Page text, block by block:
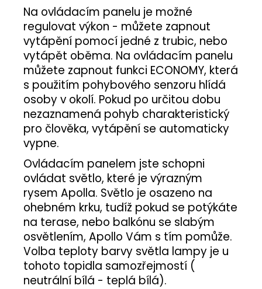
Na ovládacím panelu je možné
regulovat výkon - můžete zapnout
vytápění pomocí jedné z trubic, nebo
vytápět oběma. Na ovládacím panelu
můžete zapnout funkci ECONOMY, která
s použitím pohybového senzoru hlídá
osoby v okolí. Pokud po určitou dobu
nezaznamená pohyb charakteristický
pro člověka, vytápění se automaticky
vypne.
Ovládacím panelem jste schopni
ovládat světlo, které je výrazným
rysem Apolla. Světlo je osazeno na
ohebném krku, tudíž pokud se potýkáte
na terase, nebo balkónu se slabým
osvětlením, Apollo Vám s tím pomůže.
Volba teploty barvy světla lampy je u
tohoto topidla samozřejmostí (
neutrální bílá - teplá bílá).